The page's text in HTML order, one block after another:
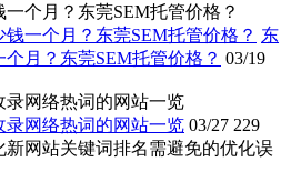
个月？东莞SEM托管价格？
东
月？东莞SEM托管价格？ 03/19
录网络热词的网站一览
录网络热词的网站一览 03/27 229
新网站关键词排名需避免的优化误